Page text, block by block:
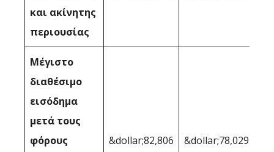
και ακίνητης
περιουσίας
Μέγιστο
διαθέσιμο
εισόδημα
μετά τους
φόρους
&dollar;82,806 &dollar;78,029